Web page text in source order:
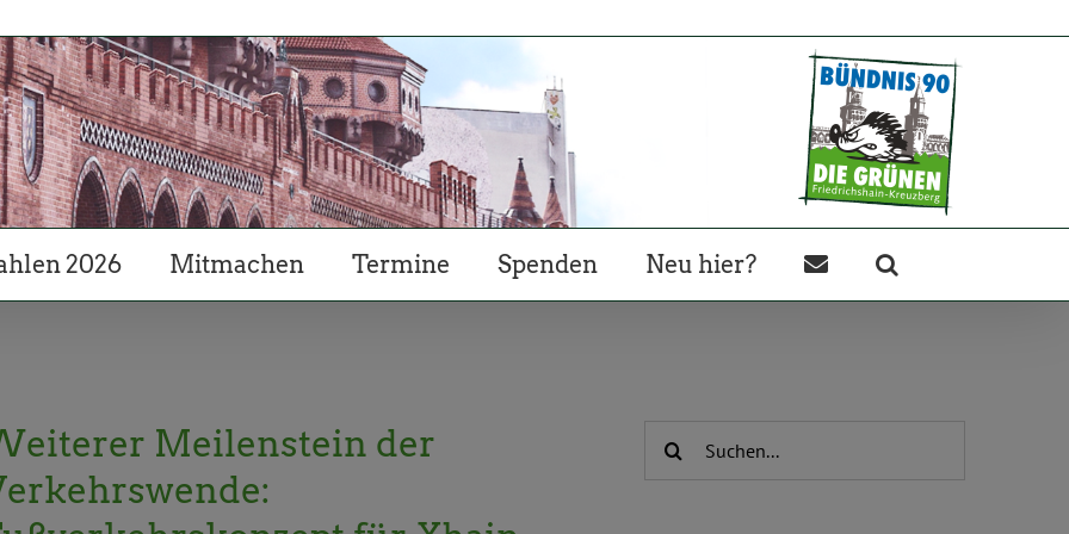
2026 Mitmachen Termine Spenden Neu hier?
Meilenstein der
Suche